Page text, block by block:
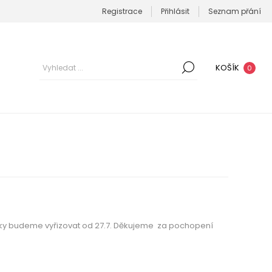
Registrace Přihlásit Seznam přání
KOŠÍK 0
budeme vyřizovat od 27.7. Děkujeme za pochopení